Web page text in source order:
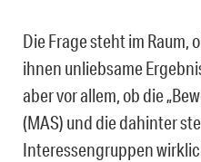
Die Frage steht im Raum,
ihnen unliebsame
aber vor allem, ob die
(MAS) und die dahinter
Interessengruppen